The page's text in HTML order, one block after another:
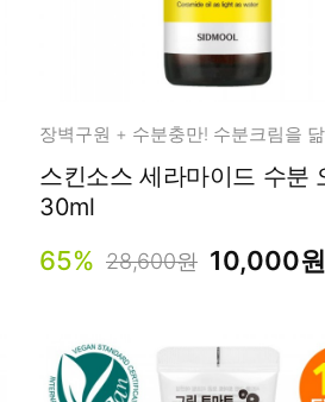
스킨소스 세라마이드 수분 오일
30ml
65% 28,600원 10,000원